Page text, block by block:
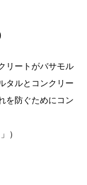
リートがバサモル
タルとコンクリー
を防ぐためにコン
）